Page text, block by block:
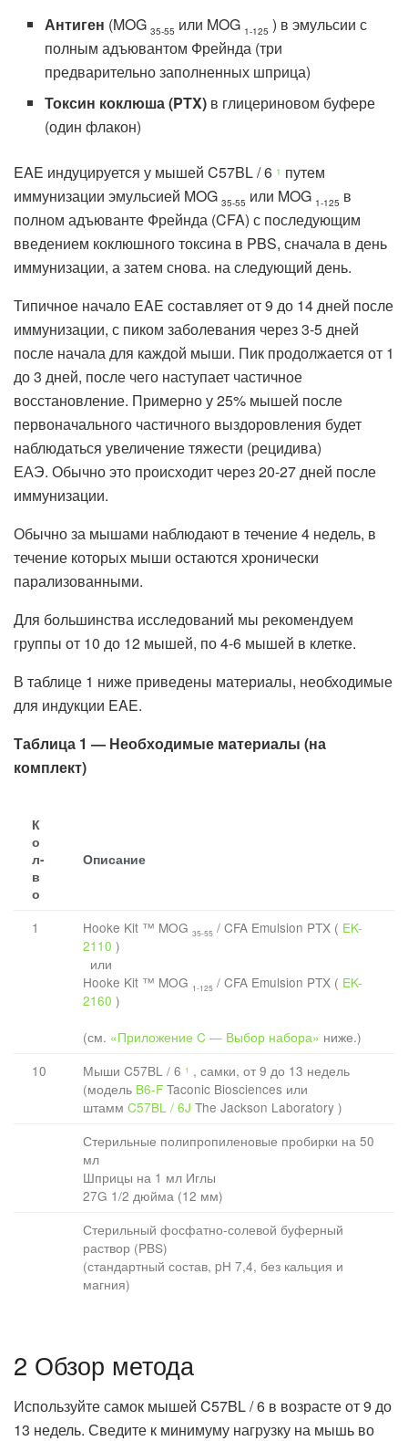
Антиген (MOG35-55 или MOG 1-125 ) в эмульсии с
полным адъювантом Фрейнда (три
предварительно заполненных шприца)
Токсин коклюша (PTX) в глицериновом буфере
(один флакон)
EAE индуцируется у мышей C57BL / 6 1 путем
иммунизации эмульсией MOG 35-55 или MOG 1-125 в
полном адъюванте Фрейнда (CFA) с последующим
введением коклюшного токсина в PBS, сначала в день
иммунизации, а затем снова. на следующий день.
Типичное начало EAE составляет от 9 до 14 дней после
иммунизации, с пиком заболевания через 3-5 дней
после начала для каждой мыши. Пик продолжается от 1
до 3 дней, после чего наступает частичное
восстановление. Примерно у 25% мышей после
первоначального частичного выздоровления будет
наблюдаться увеличение тяжести (рецидива)
ЕАЭ. Обычно это происходит через 20-27 дней после
иммунизации.
Обычно за мышами наблюдают в течение 4 недель, в
течение которых мыши остаются хронически
парализованными.
Для большинства исследований мы рекомендуем
группы от 10 до 12 мышей, по 4-6 мышей в клетке.
В таблице 1 ниже приведены материалы, необходимые
для индукции EAE.
Таблица 1 — Необходимые материалы (на
комплект)
К
о
л-
в
о
Описание
1 Hooke Kit ™ MOG 35-55 / CFA Emulsion PTX ( EK-
2110 )
или
Hooke Kit ™ MOG 1-125 / CFA Emulsion PTX ( EK-
2160 )
(см. «Приложение C — Выбор набора» ниже.)
10
Мыши C57BL / 6 1 , самки, от 9 до 13 недель
(модель B6-F Taconic Biosciences или
штамм C57BL / 6J The Jackson Laboratory )
Стерильные полипропиленовые пробирки на 50
мл
Шприцы на 1 мл Иглы
27G 1/2 дюйма (12 мм)
Стерильный фосфатно-солевой буферный
раствор (PBS)
(стандартный состав, pH 7,4, без кальция и
магния)
2 Обзор метода
Используйте самок мышей C57BL / 6 в возрасте от 9 до
13 недель. Сведите к минимуму нагрузку на мышь во